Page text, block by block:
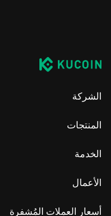
الشركة
المنتجات
الخدمة
الأعمال
أسعار العملات المُشفرة